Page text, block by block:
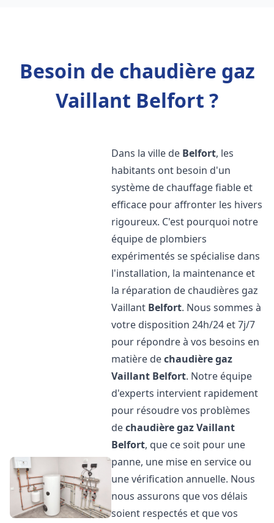
Besoin de chaudière gaz
Vaillant Belfort ?
Dans la ville de Belfort, les
habitants ont besoin d'un
système de chauffage fiable et
efficace pour affronter les hivers
rigoureux. C'est pourquoi notre
équipe de plombiers
expérimentés se spécialise dans
l'installation, la maintenance et
la réparation de chaudières gaz
Vaillant Belfort. Nous sommes à
votre disposition 24h/24 et 7j/7
pour répondre à vos besoins en
matière dechaudière gaz
Vaillant Belfort. Notre équipe
d'experts intervient rapidement
pour résoudre vos problèmes
dechaudière gaz Vaillant
Belfort, que ce soit pour une
panne, une mise en service ou
une vérification annuelle. Nous
nous assurons que vos délais
soient respectés et que vos